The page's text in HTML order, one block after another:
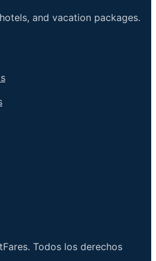
and vacation packages.
. Todos los derechos